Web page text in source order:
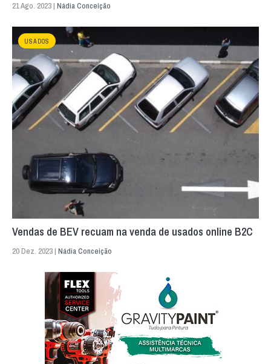
21 Ago. 2023 | Nádia Conceição
USADOS
Vendas de BEV recuam na venda de usados online B2C
20 Dez. 2023 | Nádia Conceição